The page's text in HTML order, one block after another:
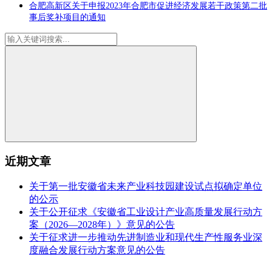
合肥高新区关于申报2023年合肥市促进经济发展若干政策第二批
事后奖补项目的通知
近期文章
关于第一批安徽省未来产业科技园建设试点拟确定单位
的公示
关于公开征求《安徽省工业设计产业高质量发展行动方
案（2026—2028年）》意见的公告
关于征求进一步推动先进制造业和现代生产性服务业深
度融合发展行动方案意见的公告